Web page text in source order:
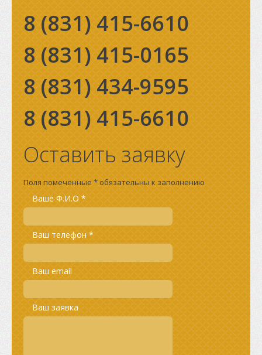
8 (831) 415-6610
8 (831) 415-0165
8 (831) 434-9595
8 (831) 415-6610
Оставить заявку
Поля помеченные * обязательны к заполнению
Ваше Ф.И.О *
Ваш телефон *
Ваш email
Ваш заявка